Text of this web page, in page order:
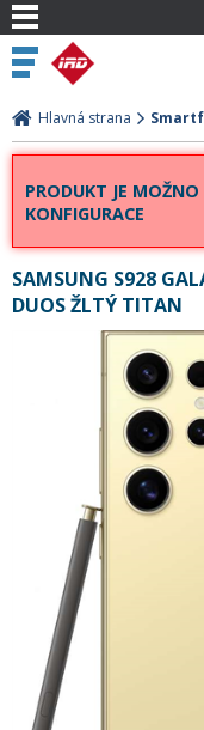
Hlavná strana
PRODUKT JE
KONFIGURACE
SAMSUNG S928
DUOS ŽLTÝ TITAN